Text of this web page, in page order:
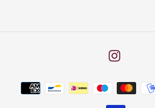
Instagram